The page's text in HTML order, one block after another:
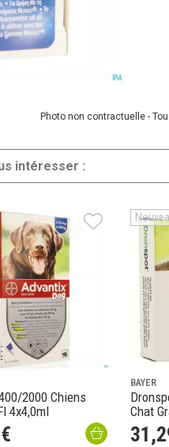
Photo non contractuelle -
intéresser :
2000 Chiens
4x4,0ml
€
BAYER
Chat
31 ,